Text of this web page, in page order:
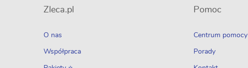
Zleca.pl
O nas
Współpraca
Pomoc
Centrum pomocy
Porady